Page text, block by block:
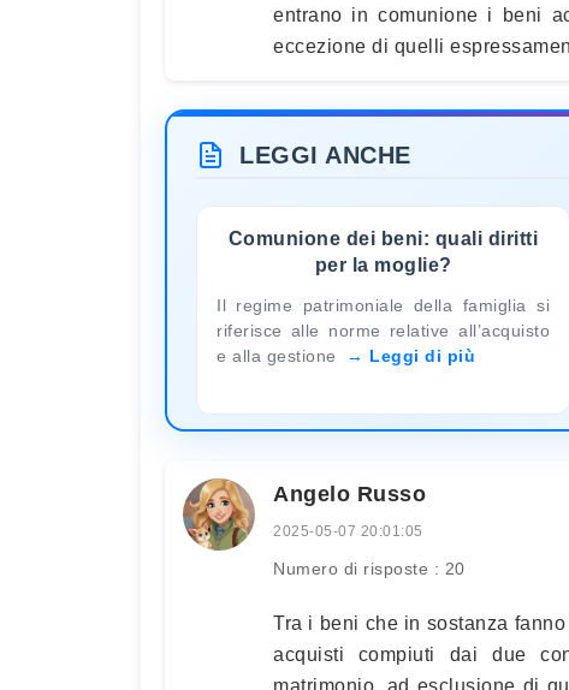
entrano in comunione i beni
eccezione di quelli
LEGGI ANCHE
Comunione dei beni: quali diritti
per la moglie?
Il regime patrimoniale della famiglia si
riferisce alle norme relative all’acquisto
e alla gestione
Leggi di più
Angelo Russo
2025-05-07 20:01:05
Numero di risposte : 20
Tra i beni che in sostanza
acquisti compiuti dai due
matrimonio, ad esclusione di